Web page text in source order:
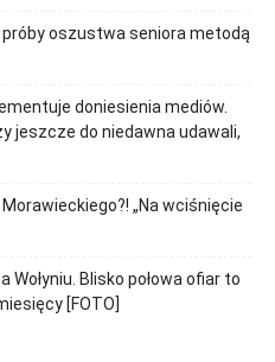
oszustwa seniora metodą
doniesienia mediów.
jeszcze do niedawna udawali,
„Na wciśnięcie
Blisko połowa ofiar to
[FOTO]